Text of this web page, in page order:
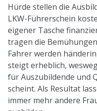
Hürde stellen die
LKW-Führerschein
eigener Tasche
tragen die
Fahrer werden
steigt erheblich,
für Auszubildende und
scheint. Als Resultat
immer mehr andere